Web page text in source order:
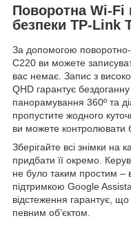
Поворотна Wi-Fi
безпеки TP-Link
За допомогою
C220 ви можете
вас немає. Запис з
QHD гарантує
панорамування 360º та
пропустите жодного
ви можете контролювати
Зберігайте всі знімки на
придбати її окремо.
не було таким простим –
підтримкою Google
відстеження гарантує, що
певним об’єктом.